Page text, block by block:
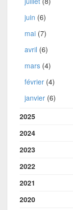
juin (6)
mai (7)
avril (6)
mars (4)
février (4)
janvier (6)
2025
2024
2023
2022
2021
2020